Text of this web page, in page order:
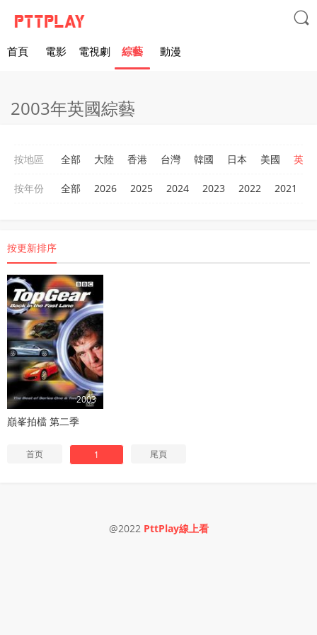

首頁 電影 電視劇 綜藝 動漫
2003年英國綜藝
按地區 全部 大陸 香港 台灣 韓國 日本 美國 英國
按年份 全部 2026 2025 2024 2023 2022 2021
按更新排序
2003
巔峯拍檔 第二季
首页 1 尾頁
@2022 PttPlay線上看